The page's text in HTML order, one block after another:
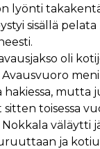
lyönti
sisällä pelata
oli
hakiessa, mutta
sitten toisessa
Nokkala väläytti
ja